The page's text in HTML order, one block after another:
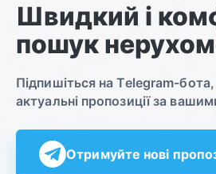
Швидкий і
пошук
Підпишіться на Telegram-
актуальні пропозиції за
Отримуйте нові